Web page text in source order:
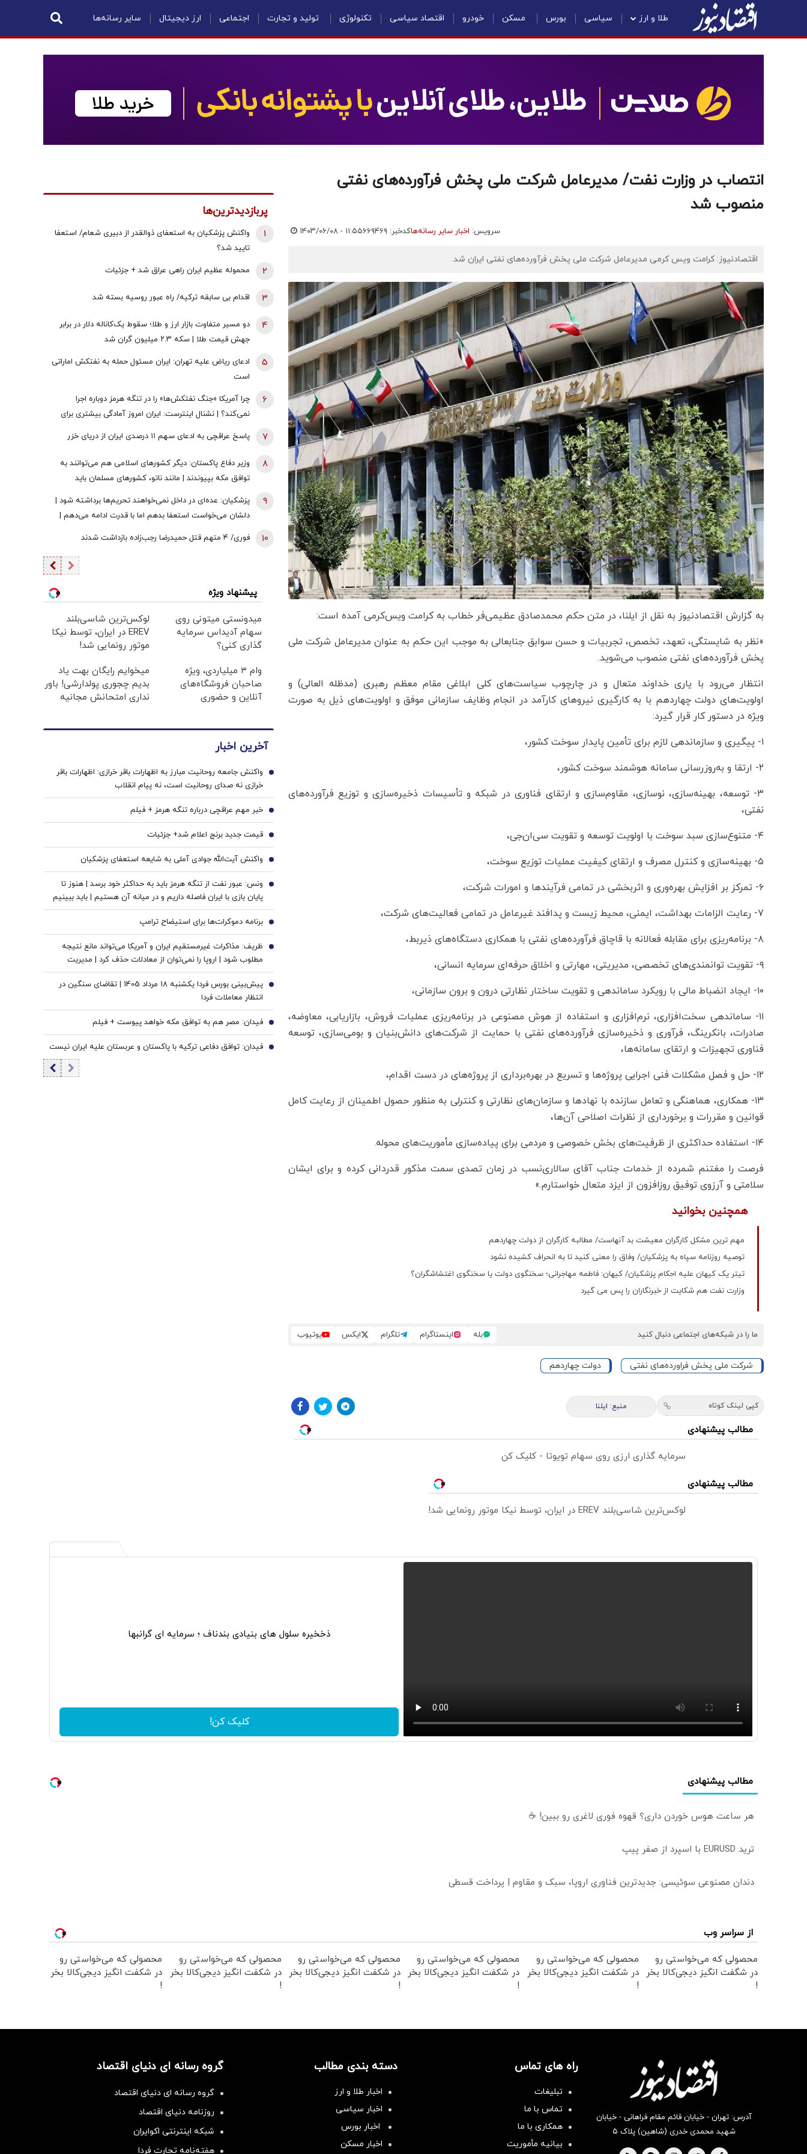
طلا و ارز سیاسی بورس مسکن خودرو اقتصاد سیاسی تکنولوژی تولید و تجارت اجتماعی ارز دیجیتال سایر رسانه‌ها
انتصاب در وزارت نفت/ مدیرعامل شرکت ملی پخش فرآورده‌های نفتی
منصوب شد
سرویس: اخبار سایر رسانه‌هاکدخبر: ۶۶۹۴۶۹ ۱۴۰۳/۰۶/۰۸ - ۱۱:۵۵
اقتصادنیوز: کرامت ویس کرمی مدیرعامل شرکت ملی پخش فرآورده‌های نفتی ایران شد.
به گزارش اقتصادنیوز به نقل از ایلنا، در متن حکم محمدصادق عظیمی‌فر خطاب به کرامت ویس‌کرمی آمده است:
«نظر به شایستگی، تعهد، تخصص، تجربیات و حسن سوابق جنابعالی به موجب این حکم به عنوان مدیرعامل شرکت ملی
پخش فرآورده‌های نفتی منصوب می‌شوید.
انتظار می‌رود با یاری خداوند متعال و در چارچوب سیاست‌های کلی ابلاغی مقام معظم رهبری (مدظله العالی) و
اولویت‌های دولت چهاردهم با به کارگیری نیروهای کارآمد در انجام وظایف سازمانی موفق و اولویت‌های ذیل به صورت
ویژه در دستور کار قرار گیرد:
۱- پیگیری و سازماندهی لازم برای تأمین پایدار سوخت کشور،
۲- ارتقا و به‌روزرسانی سامانه هوشمند سوخت کشور،
۳- توسعه، بهینه‌سازی، نوسازی، مقاوم‌سازی و ارتقای فناوری در شبکه و تأسیسات ذخیره‌سازی و توزیع فرآورده‌های
نفتی،
۴- متنوع‌سازی سبد سوخت با اولویت توسعه و تقویت سی‌ان‌جی،
۵- بهینه‌سازی و کنترل مصرف و ارتقای کیفیت عملیات توزیع سوخت،
۶- تمرکز بر افزایش بهره‌وری و اثربخشی در تمامی فرآیندها و امورات شرکت،
۷- رعایت الزامات بهداشت، ایمنی، محیط زیست و پدافند غیرعامل در تمامی فعالیت‌های شرکت،
۸- برنامه‌ریزی برای مقابله فعالانه با قاچاق فرآورده‌های نفتی با همکاری دستگاه‌های ذیربط،
۹- تقویت توانمندی‌های تخصصی، مدیریتی، مهارتی و اخلاق حرفه‌ای سرمایه انسانی،
۱۰- ایجاد انضباط مالی با رویکرد ساماندهی و تقویت ساختار نظارتی درون و برون سازمانی،
۱۱- ساماندهی سخت‌افزاری، نرم‌افزاری و استفاده از هوش مصنوعی در برنامه‌ریزی عملیات فروش، بازاریابی، معاوضه،
صادرات، بانکرینگ، فرآوری و ذخیره‌سازی فرآورده‌های نفتی با حمایت از شرکت‌های دانش‌بنیان و بومی‌سازی، توسعه
فناوری تجهیزات و ارتقای سامانه‌ها،
۱۲- حل و فصل مشکلات فنی اجرایی پروژه‌ها و تسریع در بهره‌برداری از پروژه‌های در دست اقدام،
۱۳- همکاری، هماهنگی و تعامل سازنده با نهادها و سازمان‌های نظارتی و کنترلی به منظور حصول اطمینان از رعایت کامل
قوانین و مقررات و برخورداری از نظرات اصلاحی آن‌ها،
۱۴- استفاده حداکثری از ظرفیت‌های بخش خصوصی و مردمی برای پیاده‌سازی مأموریت‌های محوله.
فرصت را مغتنم شمرده از خدمات جناب آقای سالاری‌نسب در زمان تصدی سمت مذکور قدردانی کرده و برای ایشان
سلامتی و آرزوی توفیق روزافزون از ایزد متعال خواستارم.»
همچنین بخوانید
مهم ترین مشکل کارگران معیشت بد آنهاست/ مطالبه کارگران از دولت چهاردهم
توصیه روزنامه سپاه به پزشکیان/ وفاق را معنی کنید تا به انحراف کشیده نشود
تیتر یک کیهان علیه احکام پزشکیان/ کیهان: فاطمه مهاجرانی؛ سخنگوی دولت یا سخنگوی اغتشاشگران؟
وزارت نفت هم شکایت از خبرنگاران را پس می گیرد
ما را در شبکه‌های اجتماعی دنبال کنید بله اینستاگرام تلگرام ایکس یوتیوب
شرکت ملی پخش فراورده‌های نفتی دولت چهاردهم
کپی لینک کوتاه منبع: ایلنا
مطالب پیشنهادی
سرمایه گذاری ارزی روی سهام تویوتا - کلیک کن
مطالب پیشنهادی
لوکس‌ترین شاسی‌بلند EREV در ایران، توسط نیکا موتور رونمایی شد!
پربازدیدترین‌ها
واکنش پزشکیان به استعفای ذوالقدر از دبیری شعام/ استعفا
تایید شد؟
1
محموله عظیم ایران راهی عراق شد + جزئیات 2
اقدام بی سابقه ترکیه/ راه عبور روسیه بسته شد 3
دو مسیر متفاوت بازار ارز و طلا؛ سقوط یک‌کاناله دلار در برابر
جهش قیمت طلا | سکه ۲.۳ میلیون گران شد
4
ادعای ریاض علیه تهران: ایران مسئول حمله به نفتکش اماراتی
است
5
چرا آمریکا «جنگ نفتکش‌ها» را در تنگه هرمز دوباره اجرا
نمی‌کند؟ | نشنال اینترست: ایران امروز آمادگی بیشتری برای
6
پاسخ عراقچی به ادعای سهم ۱۱ درصدی ایران از دریای خزر 7
وزیر دفاع پاکستان: دیگر کشورهای اسلامی هم می‌توانند به
توافق مکه بپیوندند | مانند ناتو، کشورهای مسلمان باید
8
پزشکیان: عده‌ای در داخل نمی‌خواهند تحریم‌ها برداشته شود |
دلشان می‌خواست استعفا بدهم اما با قدرت ادامه می‌دهم |
9
فوری/ ۴ متهم قتل حمیدرضا رجب‌زاده بازداشت شدند 10
پیشنهاد ویژه
میدونستی میتونی روی
سهام آدیداس سرمایه
گذاری کنی؟
لوکس‌ترین شاسی‌بلند
EREV در ایران، توسط نیکا
موتور رونمایی شد!
وام ۳ میلیاردی، ویژه
صاحبان فروشگاه‌های
آنلاین و حضوری
میخوایم رایگان بهت یاد
بدیم چجوری پولدارشی! باور
نداری امتحانش مجانیه
آخرین اخبار
واکنش جامعه روحانیت مبارز به اظهارات باقر خرازی: اظهارات باقر
خرازی نه صدای روحانیت است، نه پیام انقلاب
1
خبر مهم عراقچی درباره تنگه هرمز + فیلم 2
قیمت جدید برنج اعلام شد+ جزئیات 3
واکنش آیت‌الله جوادی آملی به شایعه استعفای پزشکیان 4
ونس: عبور نفت از تنگه هرمز باید به حداکثر خود برسد | هنوز تا
پایان بازی با ایران فاصله داریم و در میانه آن هستیم | باید ببینیم
آیا ایرانی‌ها حاضرند تغییرات بلندمدت ایجاد کنند یا نه
5
برنامه دموکرات‌ها برای استیضاح ترامپ 6
ظریف: مذاکرات غیرمستقیم ایران و آمریکا می‌تواند مانع نتیجه
مطلوب شود | اروپا را نمی‌توان از معادلات حذف کرد | مدیریت
تنش با آمریکا پیش‌شرط گسترش روابط با جهان است
7
پیش‌بینی بورس فردا یکشنبه 18 مرداد 1405 | تقاضای سنگین در
انتظار معاملات فردا
8
فیدان: مصر هم به توافق مکه خواهد پیوست + فیلم 9
فیدان: توافق دفاعی ترکیه با پاکستان و عربستان علیه ایران نیست 10
ذخخیره سلول های بنیادی بندناف ؛ سرمایه ای گرانبها
کلیک کن!
مطالب پیشنهادی
هر ساعت هوس خوردن داری؟ قهوه فوری لاغری رو ببین! ☕
ترید EURUSD با اسپرد از صفر پیپ
دندان مصنوعی سوئیسی: جدیدترین فناوری اروپا، سبک و مقاوم | پرداخت قسطی
از سراسر وب
محصولی که می‌خواستی رو
در شگفت انگیز دیجی‌کالا بخر
!
محصولی که می‌خواستی رو
در شکفت انگیز دیجی‌کالا بخر
!
محصولی که می‌خواستی رو
در شکفت انگیز دیجی‌کالا بخر
!
محصولی که می‌خواستی رو
در شکفت انگیز دیجی‌کالا بخر
!
محصولی که می‌خواستی رو
در شکفت انگیز دیجی‌کالا بخر
!
محصولی که می‌خواستی رو
در شکفت انگیز دیجی‌کالا بخر
!
آدرس: تهران - خیابان قائم مقام فراهانی - خیابان
شهید محمدی خدری (شاهین) پلاک ۵
راه های تماس
تبلیغات
تماس با ما
همکاری با ما
بیانیه مأموریت
دسته بندی مطالب
اخبار طلا و ارز
اخبار سیاسی
اخبار بورس
اخبار مسکن
گروه رسانه ای دنیای اقتصاد
گروه رسانه ای دنیای اقتصاد
روزنامه دنیای اقتصاد
شبکه اینترنتی اکوایران
هفته‌نامه تجارت فردا